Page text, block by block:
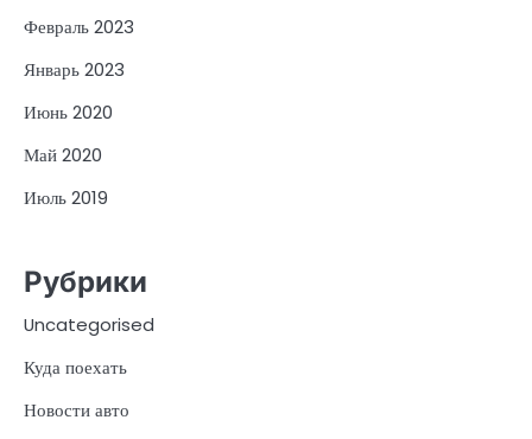
Февраль 2023
Январь 2023
Июнь 2020
Май 2020
Июль 2019
Рубрики
Uncategorised
Куда поехать
Новости авто